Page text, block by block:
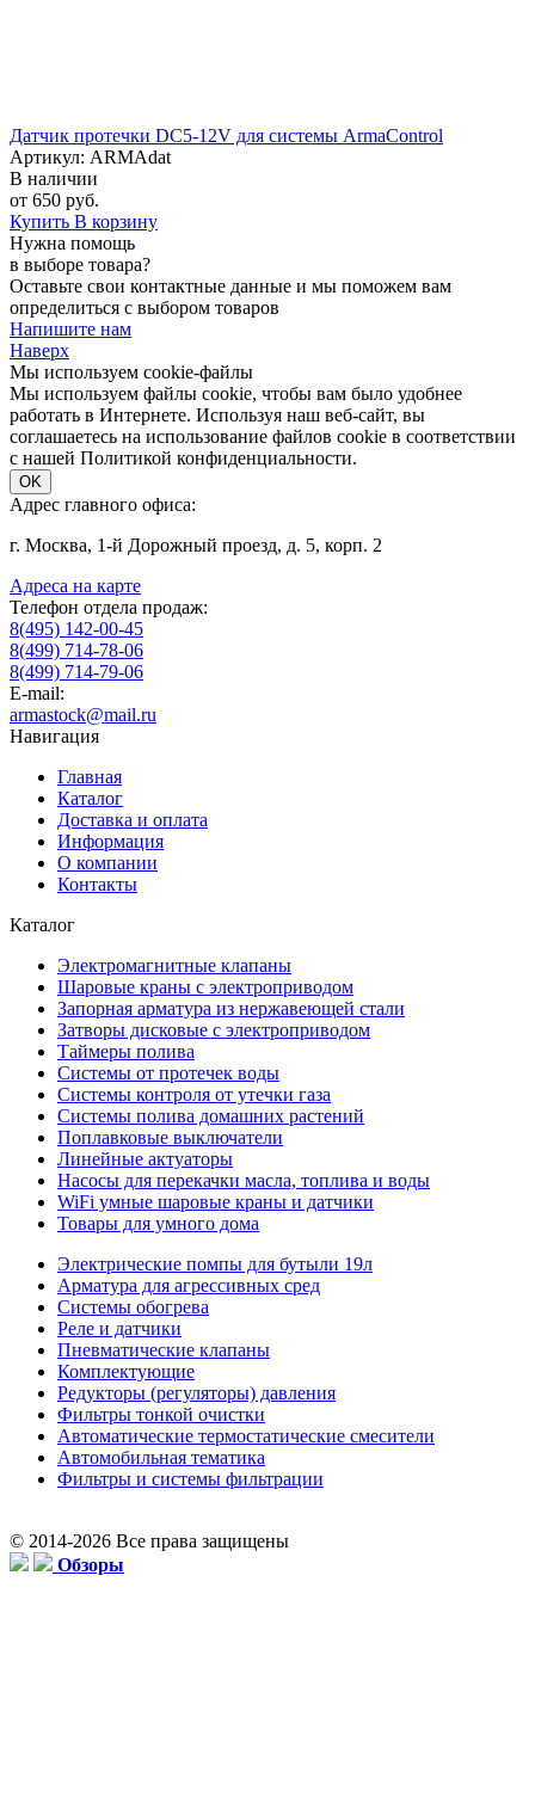
Датчик протечки DC5-12V для системы ArmaControl
Артикул: ARMAdat
В наличии
от 650 руб.
Купить В корзину
Нужна помощь
в выборе товара?
Оставьте свои контактные данные и мы поможем вам
определиться с выбором товаров
Напишите нам
Наверх
Мы используем cookie-файлы
Мы используем файлы cookie, чтобы вам было удобнее
работать в Интернете. Используя наш веб-сайт, вы
соглашаетесь на использование файлов cookie в соответствии
с нашей Политикой конфиденциальности.
OK
Адрес главного офиса:
г. Москва, 1-й Дорожный проезд, д. 5, корп. 2
Адреса на карте
Телефон отдела продаж:
8(495) 142-00-45
8(499) 714-78-06
8(499) 714-79-06
E-mail:
armastock@mail.ru
Навигация
Главная
Каталог
Доставка и оплата
Информация
О компании
Контакты
Каталог
Электромагнитные клапаны
Шаровые краны с электроприводом
Запорная арматура из нержавеющей стали
Затворы дисковые с электроприводом
Таймеры полива
Системы от протечек воды
Системы контроля от утечки газа
Системы полива домашних растений
Поплавковые выключатели
Линейные актуаторы
Насосы для перекачки масла, топлива и воды
WiFi умные шаровые краны и датчики
Товары для умного дома
Электрические помпы для бутыли 19л
Арматура для агрессивных сред
Системы обогрева
Реле и датчики
Пневматические клапаны
Комплектующие
Редукторы (регуляторы) давления
Фильтры тонкой очистки
Автоматические термостатические смесители
Автомобильная тематика
Фильтры и системы фильтрации
© 2014-2026 Все права защищены
Обзоры